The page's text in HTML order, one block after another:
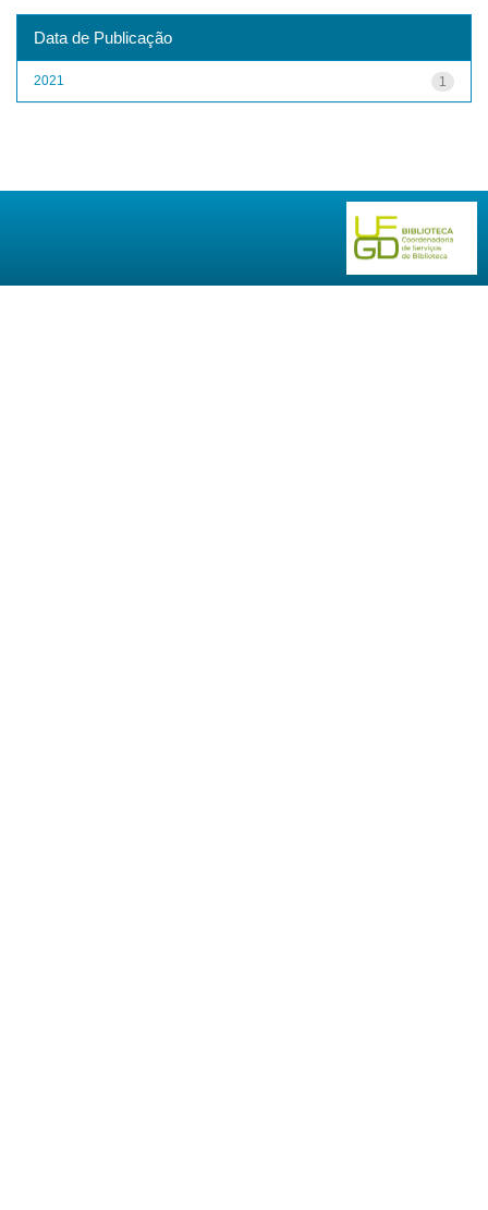
Data de Publicação
1
2021